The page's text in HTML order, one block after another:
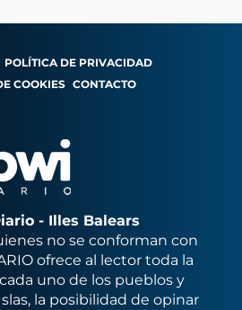
POLÍTICA DE PRIVACIDAD
COOKIES CONTACTO
- Illes Balears
no se conforman con
ofrece al lector toda la
uno de los pueblos y
la posibilidad de opinar